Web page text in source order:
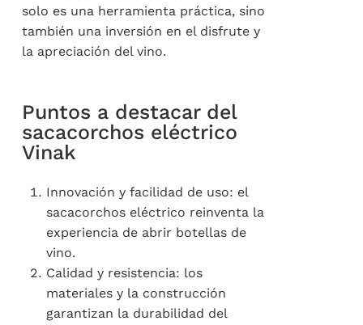
solo es una herramienta práctica, sino
también una inversión en el disfrute y
la apreciación del vino.
Puntos a destacar del
sacacorchos eléctrico
Vinak
Innovación y facilidad de uso: el
sacacorchos eléctrico reinventa la
experiencia de abrir botellas de
vino.
Calidad y resistencia: los
materiales y la construcción
garantizan la durabilidad del